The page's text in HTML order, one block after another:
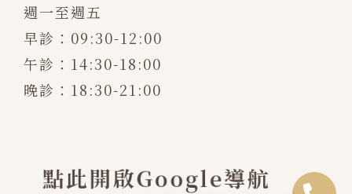
週一至週五
早診：09:30-12:00
午診：14:30-18:00
晚診：18:30-21:00